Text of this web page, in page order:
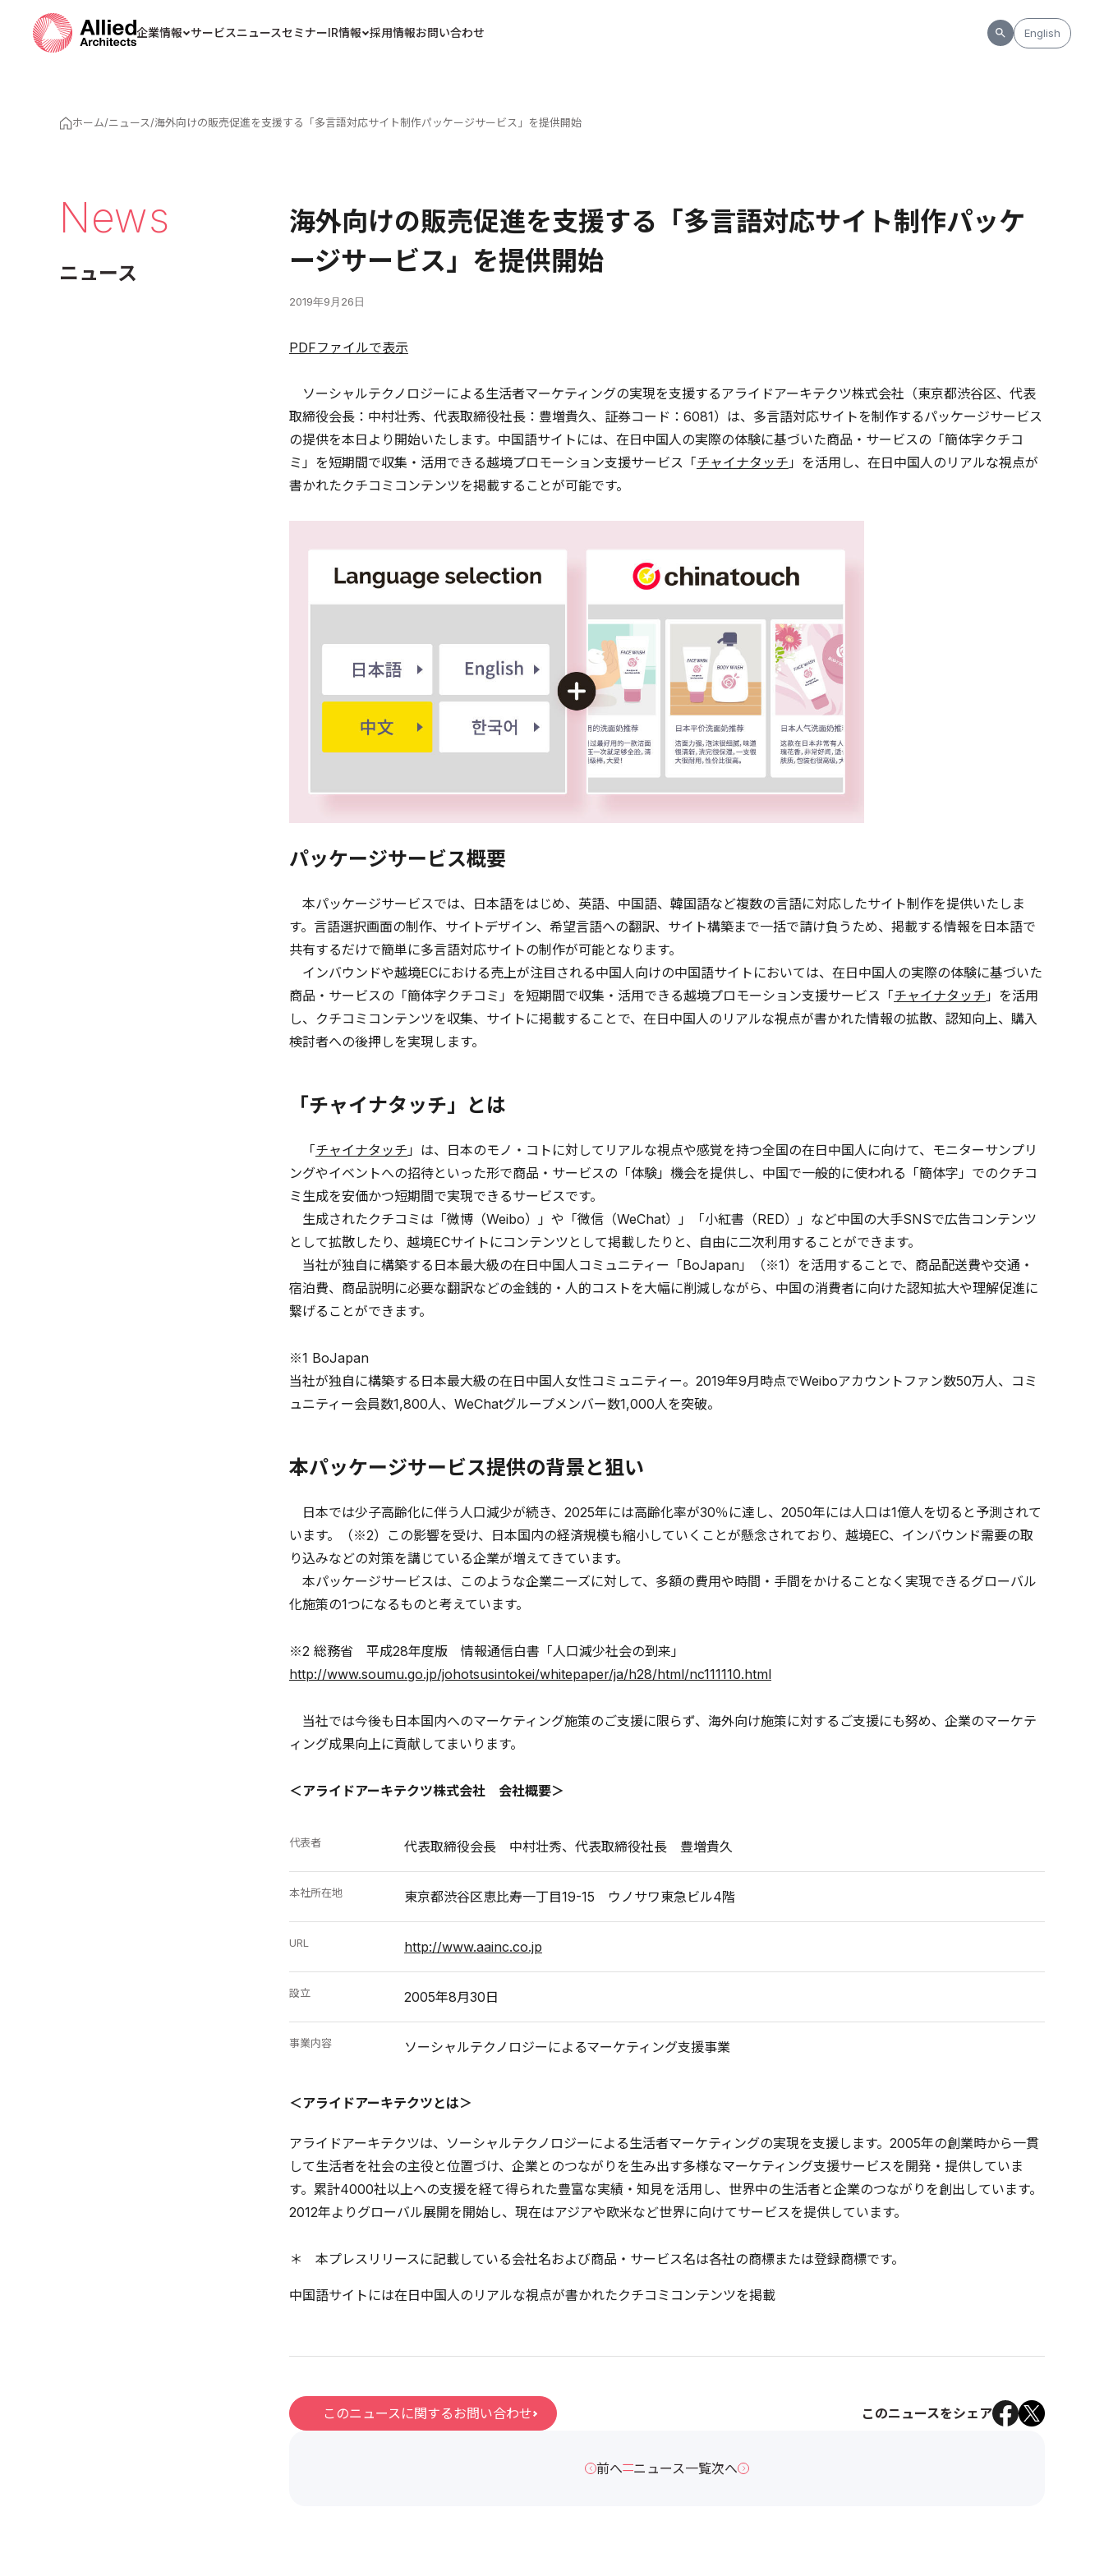
企業情報 サービスニュースセミナーIR情報 採用情報お問い合わせ English
ホーム/ニュース/海外向けの販売促進を支援する「多言語対応サイト制作パッケージサービス」を提供開始
News
ニュース
海外向けの販売促進を支援する「多言語対応サイト制作パッケ
ージサービス」を提供開始
2019年9月26日
PDFファイルで表示
ソーシャルテクノロジーによる生活者マーケティングの実現を支援するアライドアーキテクツ株式会社（東京都渋谷区、代表
取締役会長：中村壮秀、代表取締役社長：豊増貴久、証券コード：6081）は、多言語対応サイトを制作するパッケージサービス
の提供を本日より開始いたします。中国語サイトには、在日中国人の実際の体験に基づいた商品・サービスの「簡体字クチコ
ミ」を短期間で収集・活用できる越境プロモーション支援サービス「チャイナタッチ」を活用し、在日中国人のリアルな視点が
書かれたクチコミコンテンツを掲載することが可能です。
パッケージサービス概要
本パッケージサービスでは、日本語をはじめ、英語、中国語、韓国語など複数の言語に対応したサイト制作を提供いたしま
す。言語選択画面の制作、サイトデザイン、希望言語への翻訳、サイト構築まで一括で請け負うため、掲載する情報を日本語で
共有するだけで簡単に多言語対応サイトの制作が可能となります。
インバウンドや越境ECにおける売上が注目される中国人向けの中国語サイトにおいては、在日中国人の実際の体験に基づいた
商品・サービスの「簡体字クチコミ」を短期間で収集・活用できる越境プロモーション支援サービス「チャイナタッチ」を活用
し、クチコミコンテンツを収集、サイトに掲載することで、在日中国人のリアルな視点が書かれた情報の拡散、認知向上、購入
検討者への後押しを実現します。
「チャイナタッチ」とは
「チャイナタッチ」は、日本のモノ・コトに対してリアルな視点や感覚を持つ全国の在日中国人に向けて、モニターサンプリ
ングやイベントへの招待といった形で商品・サービスの「体験」機会を提供し、中国で一般的に使われる「簡体字」でのクチコ
ミ生成を安価かつ短期間で実現できるサービスです。
生成されたクチコミは「微博（Weibo）」や「微信（WeChat）」「小紅書（RED）」など中国の大手SNSで広告コンテンツ
として拡散したり、越境ECサイトにコンテンツとして掲載したりと、自由に二次利用することができます。
当社が独自に構築する日本最大級の在日中国人コミュニティー「BoJapan」（※1）を活用することで、商品配送費や交通・
宿泊費、商品説明に必要な翻訳などの金銭的・人的コストを大幅に削減しながら、中国の消費者に向けた認知拡大や理解促進に
繋げることができます。
※1 BoJapan
当社が独自に構築する日本最大級の在日中国人女性コミュニティー。2019年9月時点でWeiboアカウントファン数50万人、コミ
ュニティー会員数1,800人、WeChatグループメンバー数1,000人を突破。
本パッケージサービス提供の背景と狙い
日本では少子高齢化に伴う人口減少が続き、2025年には高齢化率が30％に達し、2050年には人口は1億人を切ると予測されて
います。（※2）この影響を受け、日本国内の経済規模も縮小していくことが懸念されており、越境EC、インバウンド需要の取
り込みなどの対策を講じている企業が増えてきています。
本パッケージサービスは、このような企業ニーズに対して、多額の費用や時間・手間をかけることなく実現できるグローバル
化施策の1つになるものと考えています。
※2 総務省 平成28年度版 情報通信白書「人口減少社会の到来」
http://www.soumu.go.jp/johotsusintokei/whitepaper/ja/h28/html/nc111110.html
当社では今後も日本国内へのマーケティング施策のご支援に限らず、海外向け施策に対するご支援にも努め、企業のマーケテ
ィング成果向上に貢献してまいります。
＜アライドアーキテクツ株式会社 会社概要＞
代表者 代表取締役会長 中村壮秀、代表取締役社長 豊増貴久
本社所在地 東京都渋谷区恵比寿一丁目19-15 ウノサワ東急ビル4階
URL http://www.aainc.co.jp
設立 2005年8月30日
事業内容 ソーシャルテクノロジーによるマーケティング支援事業
＜アライドアーキテクツとは＞
アライドアーキテクツは、ソーシャルテクノロジーによる生活者マーケティングの実現を支援します。2005年の創業時から一貫
して生活者を社会の主役と位置づけ、企業とのつながりを生み出す多様なマーケティング支援サービスを開発・提供していま
す。累計4000社以上への支援を経て得られた豊富な実績・知見を活用し、世界中の生活者と企業のつながりを創出しています。
2012年よりグローバル展開を開始し、現在はアジアや欧米など世界に向けてサービスを提供しています。
＊ 本プレスリリースに記載している会社名および商品・サービス名は各社の商標または登録商標です。
中国語サイトには在日中国人のリアルな視点が書かれたクチコミコンテンツを掲載
このニュースに関するお問い合わせ このニュースをシェア
前へ ニュース一覧次へ